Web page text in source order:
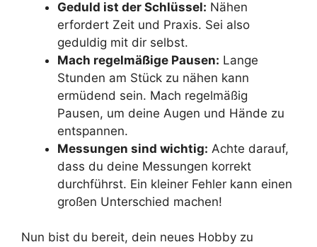
Geduld ist der Schlüssel: Nähen
erfordert Zeit und Praxis. Sei also
geduldig mit dir selbst.
Mach regelmäßige Pausen: Lange
Stunden am Stück zu nähen kann
ermüdend sein. Mach regelmäßig
Pausen, um deine Augen und Hände zu
entspannen.
Messungen sind wichtig: Achte darauf,
dass du deine Messungen korrekt
durchführst. Ein kleiner Fehler kann einen
großen Unterschied machen!
Nun bist du bereit, dein neues Hobby zu